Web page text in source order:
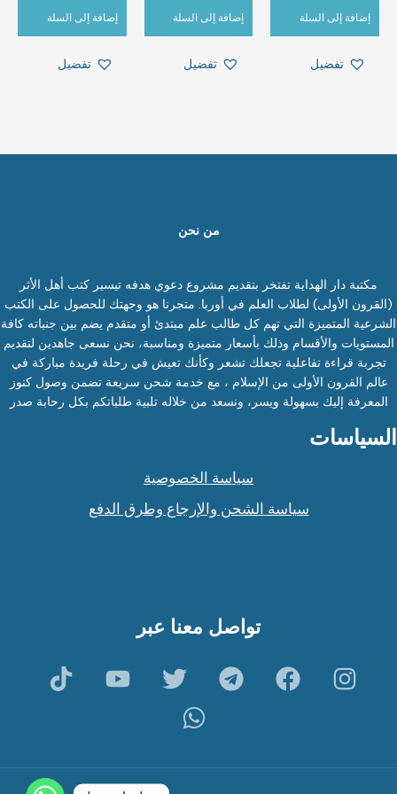
إضافة إلى السلة
تفضيل
إضافة إلى السلة
تفضيل
إضافة إلى السلة
تفضيل
من نحن
مكتبة دار الهداية تفتخر بتقديم مشروع دعوي هدفه تيسير كتب أهل الأثر
(القرون الأولى) لطلاب العلم في أوربا. متجرنا هو وجهتك للحصول على الكتب
الشرعية المتميزة التي تهم كل طالب علم مبتدئ أو متقدم يضم بين جنباته كافة
المستويات والأقسام وذلك بأسعار متميزة ومناسبة، نحن نسعى جاهدين لتقديم
تجربة قراءة تفاعلية تجعلك تشعر وكأنك تعيش في رحلة فريدة مباركة في
عالم القرون الأولى من الإسلام ، مع خدمة شحن سريعة تضمن وصول كنوز
المعرفة إليك بسهولة ويسر، ونسعد من خلاله تلبية طلباتكم بكل رحابة صدر
السياسات
سياسة الخصوصية
سياسة الشحن والإرجاع وطرق الدفع
تواصل معنا عبر